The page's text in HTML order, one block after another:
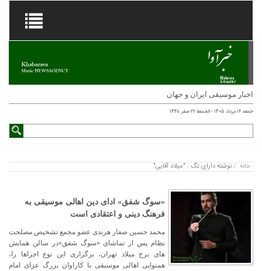
اخبار موسیقی ایران و جهان
جمعه ۱۶ مرداد ۱۴۰۵ - الجمعة ۲۲ صفر ۱۴۴۸
خانه /نوشته دارای تگ : "میلاد آقایی"
«سوگ شفق» ادای دین اهالی موسیقی به
فرهنگ دینی و اعتقادی است
محمد حسین صفار هرندی عضو مجمع تشخیص مصلحت
نظام پس از تماشای «سوگ شفق»در سالن همایش
های برج میلاد تهران، برگزاری این نوع اجراها را،
همنوایی اهالی موسیقی با کاراوان بزرگ عزای امام